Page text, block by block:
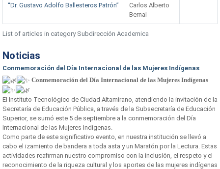
List of articles in category Subdirección Academica
“Dr. Gustavo Adolfo Ballesteros Patrón”
Carlos Alberto
Bernal
Noticias
Conmemoración del Día Internacional de las Mujeres Indígenas
Conmemoración del Día Internacional de las Mujeres Indígenas
El Instituto Tecnológico de Ciudad Altamirano, atendiendo la invitación de la
Secretaría de Educación Pública, a través de la Subsecretaría de Educación
Superior, se sumó este 5 de septiembre a la conmemoración del Día
Internacional de las Mujeres Indígenas.
Como parte de este significativo evento, en nuestra institución se llevó a
cabo el izamiento de bandera a toda asta y un Maratón por la Lectura. Estas
actividades reafirman nuestro compromiso con la inclusión, el respeto y el
reconocimiento de la riqueza cultural y los aportes de las mujeres indígenas